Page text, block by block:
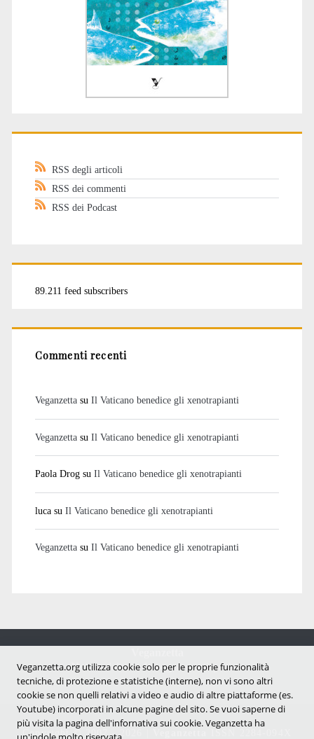
RSS degli articoli
RSS dei commenti
RSS dei Podcast
89.211 feed subscribers
Commenti recenti
Veganzettasu Il Vaticano benedice gli xenotrapianti
Veganzettasu Il Vaticano benedice gli xenotrapianti
Paola Drogsu Il Vaticano benedice gli xenotrapianti
lucasu Il Vaticano benedice gli xenotrapianti
Veganzettasu Il Vaticano benedice gli xenotrapianti
Notizie dal mondo vegan e antispecista
Copyright © 2007 - 2026 |
Veganzetta.org utilizza cookie solo per le proprie funzionalità
tecniche, di protezione e statistiche (interne), non vi sono altri
cookie se non quelli relativi a video e audio di altre piattaforme (es.
Youtube) incorporati in alcune pagine del sito. Se vuoi saperne di
più visita la pagina dell'infornativa sui cookie. Veganzetta ha